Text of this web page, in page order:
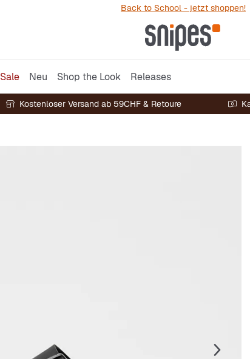
Back to School - jetzt shoppen!
Sale Neu Shop the Look Releases
Kostenloser Versand ab 59CHF & Retoure